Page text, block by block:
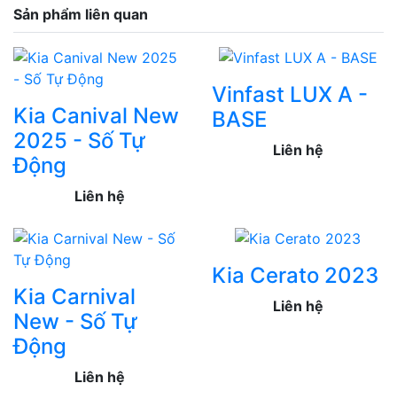
Sản phẩm liên quan
Kia Canival New
2025 - Số Tự
Động
Liên hệ
Vinfast LUX A -
BASE
Liên hệ
Kia Carnival
New - Số Tự
Động
Liên hệ
Kia Cerato 2023
Liên hệ